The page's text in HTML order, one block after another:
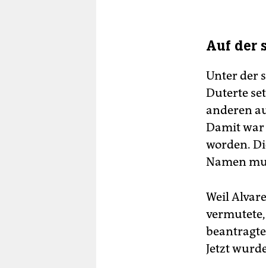
Auf der
Unter der
Duterte
anderen
Damit war
worden.
Namen
Weil
Jetzt